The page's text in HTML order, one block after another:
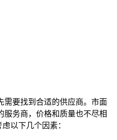
需要找到合适的供应商。市面
服务商，价格和质量也不尽相
以下几个因素：